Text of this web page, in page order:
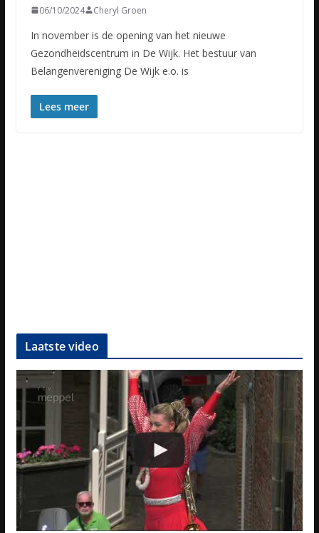
06/10/2024 Cheryl Groen
In november is de opening van het nieuwe
Gezondheidscentrum in De Wijk. Het bestuur van
Belangenvereniging De Wijk e.o. is
Lees meer
Laatste video